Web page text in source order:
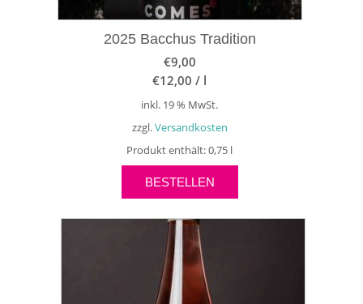
2025 Bacchus Tradition
€9,00
€12,00 / l
inkl. 19 % MwSt.
zzgl.Versandkosten
Produkt enthält: 0,75 l
BESTELLEN